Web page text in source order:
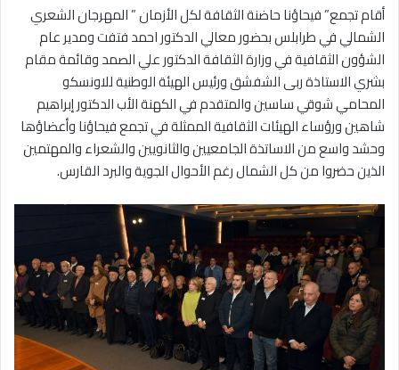
أقام تجمع” فيحاؤنا حاضنة الثقافة لكل الأزمان ” المهرجان الشعري
الشمالي في طرابلس بحضور معالي الدكتور احمد فتفت ومدير عام
الشؤون الثقافية في وزارة الثقافة الدكتور علي الصمد وقائمة مقام
بشري الاستاذة ربى الشفشق ورئيس الهيئة الوطنية للاونسكو
المحامي شوقي ساسين والمتقدم في الكهنة الأب الدكتور إبراهيم
شاهين ورؤساء الهيئات الثقافية الممثلة في تجمع فيحاؤنا وأعضاؤها
وحشد واسع من الاساتذة الجامعيين والثانويين والشعراء والمهتمين
الذين حضروا من كل الشمال رغم الأحوال الجوية والبرد القارس.